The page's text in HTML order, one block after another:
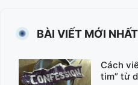
BÀI VIẾT MỚI NHẤT
Cách
tim” từ